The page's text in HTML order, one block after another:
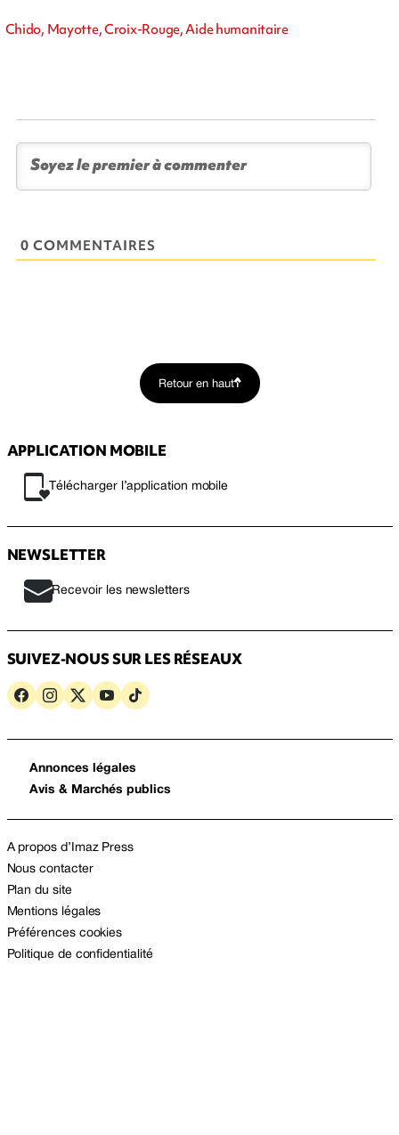
Chido, Mayotte, Croix-Rouge, Aide humanitaire
0 COMMENTAIRES
Retour en haut
APPLICATION MOBILE
Télécharger l’application mobile
NEWSLETTER
Recevoir les newsletters
SUIVEZ-NOUS SUR LES RÉSEAUX
Annonces légales
Avis & Marchés publics
A propos d’Imaz Press
Nous contacter
Plan du site
Mentions légales
Préférences cookies
Politique de confidentialité